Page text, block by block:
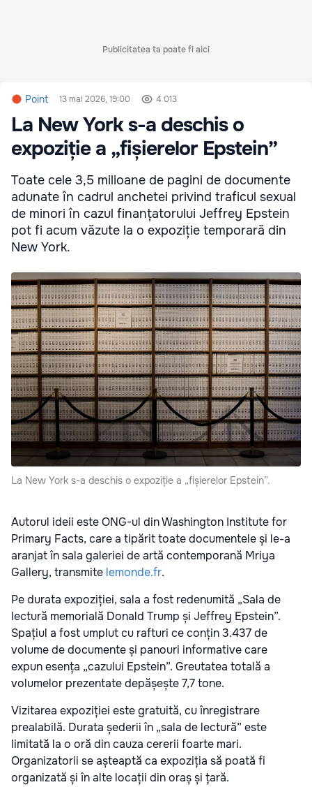
Publicitatea ta poate fi aici
Point 13 mai 2026, 19:00 4 013
La New York s-a deschis o
expoziție a „fișierelor Epstein”
Toate cele 3,5 milioane de pagini de documente
adunate în cadrul anchetei privind traficul sexual
de minori în cazul finanțatorului Jeffrey Epstein
pot fi acum văzute la o expoziție temporară din
New York.
La New York s-a deschis o expoziție a „fișierelor Epstein”.
Autorul ideii este ONG-ul din Washington Institute for
Primary Facts, care a tipărit toate documentele și le-a
aranjat în sala galeriei de artă contemporană Mriya
Gallery, transmite lemonde.fr.
Pe durata expoziției, sala a fost redenumită „Sala de
lectură memorială Donald Trump și Jeffrey Epstein”.
Spațiul a fost umplut cu rafturi ce conțin 3.437 de
volume de documente și panouri informative care
expun esența „cazului Epstein”. Greutatea totală a
volumelor prezentate depășește 7,7 tone.
Vizitarea expoziției este gratuită, cu înregistrare
prealabilă. Durata șederii în „sala de lectură” este
limitată la o oră din cauza cererii foarte mari.
Organizatorii se așteaptă ca expoziția să poată fi
organizată și în alte locații din oraș și țară.